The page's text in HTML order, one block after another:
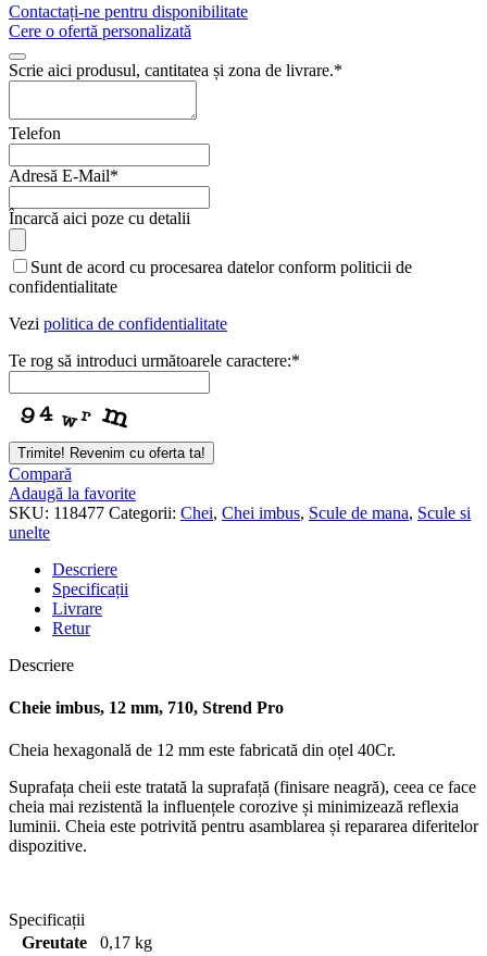
Contactați-ne pentru disponibilitate
Cere o ofertă personalizată
Scrie aici produsul, cantitatea și zona de livrare.*
Telefon
Adresă E-Mail*
Încarcă aici poze cu detalii
Sunt de acord cu procesarea datelor conform politicii de
confidentialitate
Vezi politica de confidentialitate
Te rog să introduci următoarele caractere:*
Contact
Email*
Trimite! Revenim cu oferta ta!
Compară
Adaugă la favorite
SKU: 118477 Categorii: Chei, Chei imbus, Scule de mana, Scule si
unelte
Descriere
Specificații
Livrare
Retur
Descriere
Cheie imbus, 12 mm, 710, Strend Pro
Cheia hexagonală de 12 mm este fabricată din oțel 40Cr.
Suprafața cheii este tratată la suprafață (finisare neagră), ceea ce face
cheia mai rezistentă la influențele corozive și minimizează reflexia
luminii. Cheia este potrivită pentru asamblarea și repararea diferitelor
dispozitive.
Specificații
Greutate
0,17 kg